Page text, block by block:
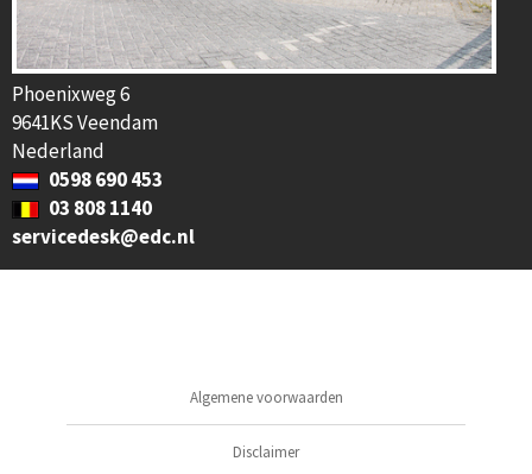
Phoenixweg 6
9641KS Veendam
Nederland
0598 690 453
03 808 1140
servicedesk@edc.nl
Algemene voorwaarden
Disclaimer